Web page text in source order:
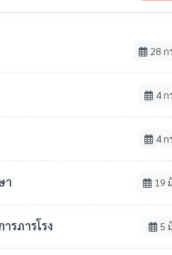
28
4
4
า 19
รภารโรง 5